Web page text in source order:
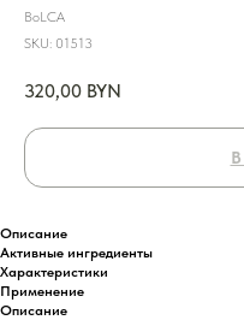
BoLCA
SKU: 01513
320,00 BYN
В
Описание
Активные ингредиенты
Характеристики
Применение
Описание